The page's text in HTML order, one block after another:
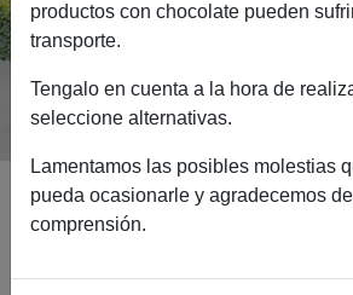
Zinc Essential (60
Inicio Catálogo Zinc
productos con chocolate pueden
transporte.
Tengalo en cuenta a la hora de
seleccione alternativas.
Lamentamos las posibles molestias
pueda ocasionarle y agradecemos
comprensión.